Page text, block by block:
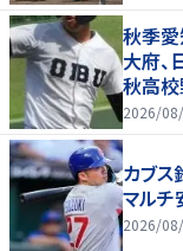
秋季
大府、
秋高校
2026/
カブ
マルチ
2026/